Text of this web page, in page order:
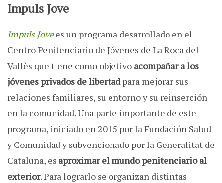
Impuls Jove
Impuls Jovees un programa desarrollado en el
Centro Penitenciario de Jóvenes de La Roca del
Vallès que tiene como objetivo acompañar a los
jóvenes privados de libertadpara mejorar sus
relaciones familiares, su entorno y su reinserción
en la comunidad. Una parte importante de este
programa, iniciado en 2015 por la Fundación Salud
y Comunidad y subvencionado por la Generalitat de
Cataluña, es aproximar el mundo penitenciario al
exterior. Para lograrlo se organizan distintas